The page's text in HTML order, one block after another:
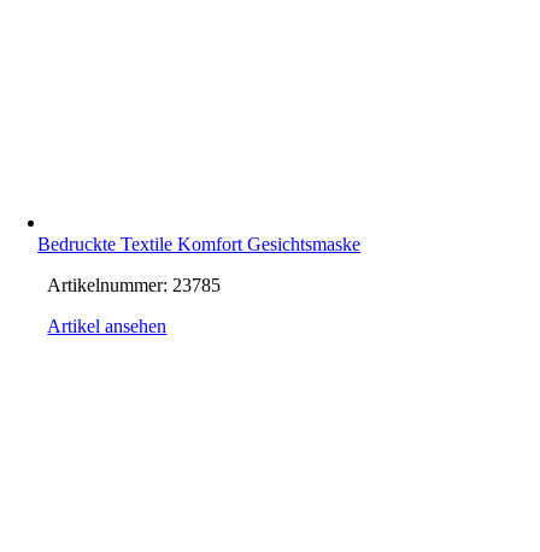
Bedruckte Textile Komfort Gesichtsmaske
Artikelnummer: 23785
Artikel ansehen